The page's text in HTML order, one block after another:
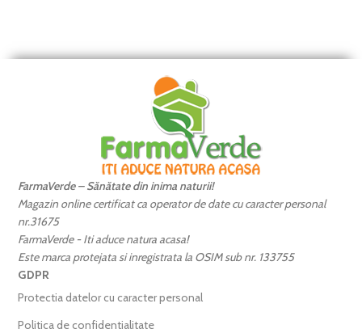
FarmaVerde – Sănătate din inima naturii!
Magazin online certificat ca operator de date cu caracter personal
nr.31675
FarmaVerde - Iti aduce natura acasa!
Este marca protejata si inregistrata la OSIM sub nr. 133755
GDPR
Protectia datelor cu caracter personal
Politica de confidentialitate